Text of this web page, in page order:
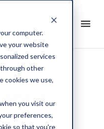
computer.
your website
services
other
cookies we use,
you visit our
preferences,
so that you're
menu
search
WORLD